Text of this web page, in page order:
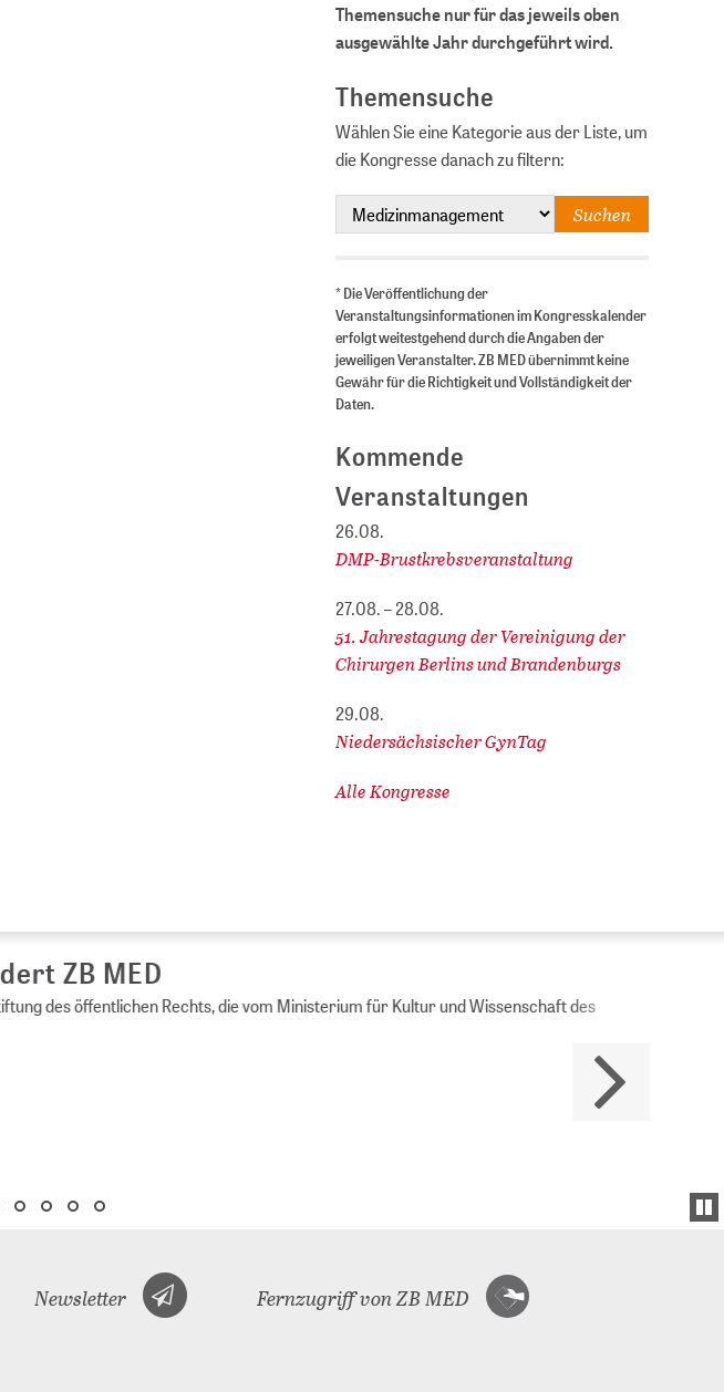
Themensuche nur für das jeweils oben
ausgewählte Jahr durchgeführt wird.
Themensuche
Wählen Sie eine Kategorie aus der Liste, um
die Kongresse danach zu filtern:
* Die Veröffentlichung der
Veranstaltungsinformationen im Kongresskalender
erfolgt weitestgehend durch die Angaben der
jeweiligen Veranstalter. ZB MED übernimmt keine
Gewähr für die Richtigkeit und Vollständigkeit der
Daten.
Kommende
Veranstaltungen
26.08.
DMP-Brustkrebsveranstaltung
27.08. – 28.08.
51. Jahrestagung der Vereinigung der
Chirurgen Berlins und Brandenburgs
29.08.
Niedersächsischer GynTag
Alle Kongresse
MED
öffentlichen Rechts, die vom Ministerium für Kultur und Wissenschaft des
Newsletter Fernzugriff von ZB MED